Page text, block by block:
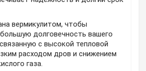
вермикулитом, чтобы
долговечность вашего
с высокой тепловой
расходом дров и снижением
газа.